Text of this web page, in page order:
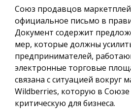
Союз продавцов
официальное письмо в
Документ содержит
мер, которые должны
предпринимателей,
электронные торговые
связана с ситуацией вокруг
Wildberries, которую в Союзе
критическую для бизнеса.